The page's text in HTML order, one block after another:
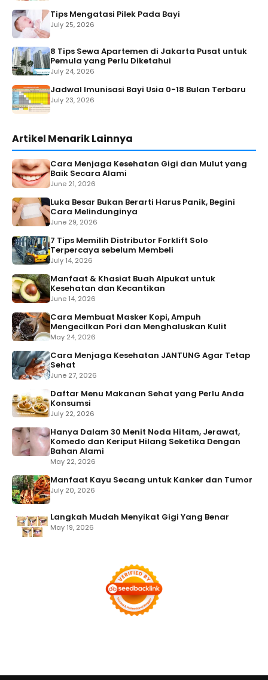
Tips Mengatasi Pilek Pada Bayi
July 25, 2026
8 Tips Sewa Apartemen di Jakarta Pusat untuk
Pemula yang Perlu Diketahui
July 24, 2026
Jadwal Imunisasi Bayi Usia 0-18 Bulan Terbaru
July 23, 2026
Artikel Menarik Lainnya
Cara Menjaga Kesehatan Gigi dan Mulut yang
Baik Secara Alami
June 21, 2026
Luka Besar Bukan Berarti Harus Panik, Begini
Cara Melindunginya
June 29, 2026
7 Tips Memilih Distributor Forklift Solo
Terpercaya sebelum Membeli
July 14, 2026
Manfaat & Khasiat Buah Alpukat untuk
Kesehatan dan Kecantikan
June 14, 2026
Cara Membuat Masker Kopi, Ampuh
Mengecilkan Pori dan Menghaluskan Kulit
May 24, 2026
Cara Menjaga Kesehatan JANTUNG Agar Tetap
Sehat
June 27, 2026
Daftar Menu Makanan Sehat yang Perlu Anda
Konsumsi
July 22, 2026
Hanya Dalam 30 Menit Noda Hitam, Jerawat,
Komedo dan Keriput Hilang Seketika Dengan
Bahan Alami
May 22, 2026
Manfaat Kayu Secang untuk Kanker dan Tumor
July 20, 2026
Langkah Mudah Menyikat Gigi Yang Benar
May 19, 2026